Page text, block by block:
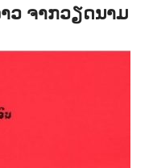
ວ ຈາກວຽດນາມ